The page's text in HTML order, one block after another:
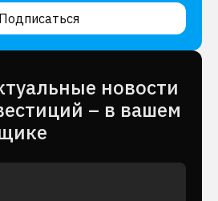
Подписаться
новости
– в вашем